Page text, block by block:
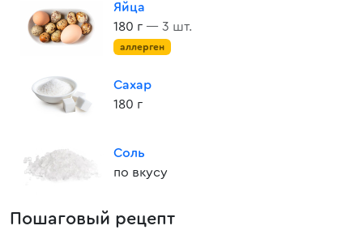
Яйца
180 г — 3 шт.
аллерген
Сахар
180 г
Соль
по вкусу
Пошаговый рецепт